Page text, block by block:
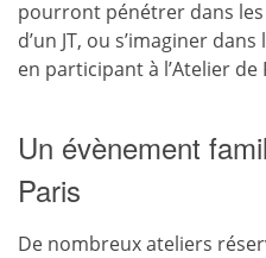
pourront pénétrer dans
d’un JT, ou s’imaginer
en participant à l’Atelier de
Un évènement
Paris
De nombreux ateliers